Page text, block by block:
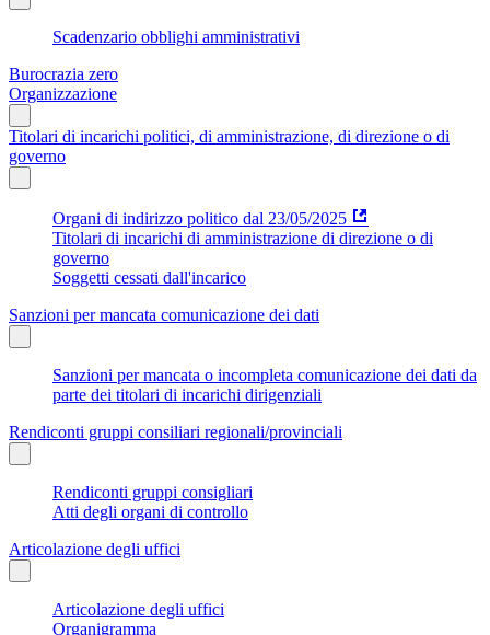
Scadenzario obblighi amministrativi
Burocrazia zero
Organizzazione
Titolari di incarichi politici, di amministrazione, di direzione o di
governo
Organi di indirizzo politico dal 23/05/2025
Titolari di incarichi di amministrazione di direzione o di
governo
Soggetti cessati dall'incarico
Sanzioni per mancata comunicazione dei dati
Sanzioni per mancata o incompleta comunicazione dei dati da
parte dei titolari di incarichi dirigenziali
Rendiconti gruppi consiliari regionali/provinciali
Rendiconti gruppi consigliari
Atti degli organi di controllo
Articolazione degli uffici
Articolazione degli uffici
Organigramma